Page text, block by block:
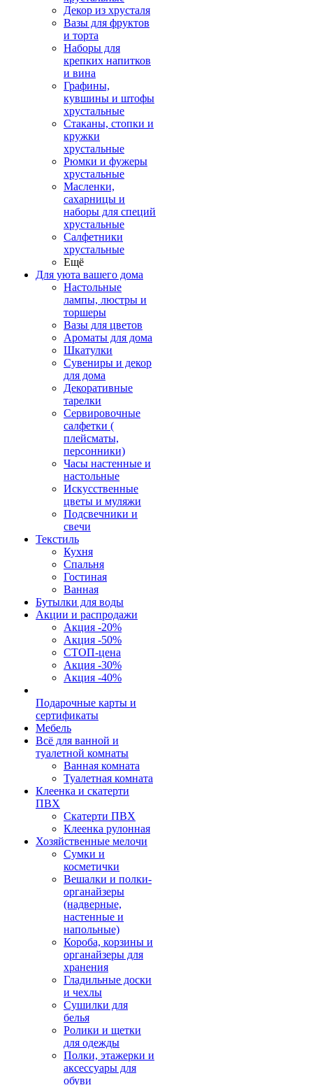
Декор из хрусталя
Вазы для фруктов
и торта
Наборы для
крепких напитков
и вина
Графины,
кувшины и штофы
хрустальные
Стаканы, стопки и
кружки
хрустальные
Рюмки и фужеры
хрустальные
Масленки,
сахарницы и
наборы для специй
хрустальные
Салфетники
хрустальные
Ещё
Для уюта вашего дома
Настольные
лампы, люстры и
торшеры
Вазы для цветов
Ароматы для дома
Шкатулки
Сувениры и декор
для дома
Декоративные
тарелки
Сервировочные
салфетки (
плейсматы,
персонники)
Часы настенные и
настольные
Искусственные
цветы и муляжи
Подсвечники и
свечи
Текстиль
Кухня
Спальня
Гостиная
Ванная
Бутылки для воды
Акции и распродажи
Акция -20%
Акция -50%
СТОП-цена
Акция -30%
Акция -40%
Подарочные карты и
сертификаты
Мебель
Всё для ванной и
туалетной комнаты
Ванная комната
Туалетная комната
Клеенка и скатерти
ПВХ
Скатерти ПВХ
Клеенка рулонная
Хозяйственные мелочи
Сумки и
косметички
Вешалки и полки-
органайзеры
(надверные,
настенные и
напольные)
Короба, корзины и
органайзеры для
хранения
Гладильные доски
и чехлы
Сушилки для
белья
Ролики и щетки
для одежды
Полки, этажерки и
аксессуары для
обуви